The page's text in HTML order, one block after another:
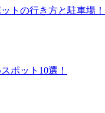
トの行き方と駐車場！
ポット10選！